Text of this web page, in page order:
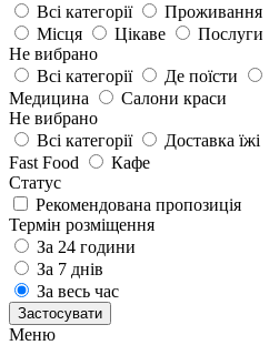
Всі категорії
Проживання
Місця
Цікаве
Послуги
Не вибрано
Всі категорії
Де поїсти
Медицина
Салони краси
Не вибрано
Всі категорії
Доставка їжі
Fast Food
Кафе
Статус
Рекомендована пропозиція
Термін розміщення
За 24 години
За 7 днів
За весь час
Застосувати
Меню